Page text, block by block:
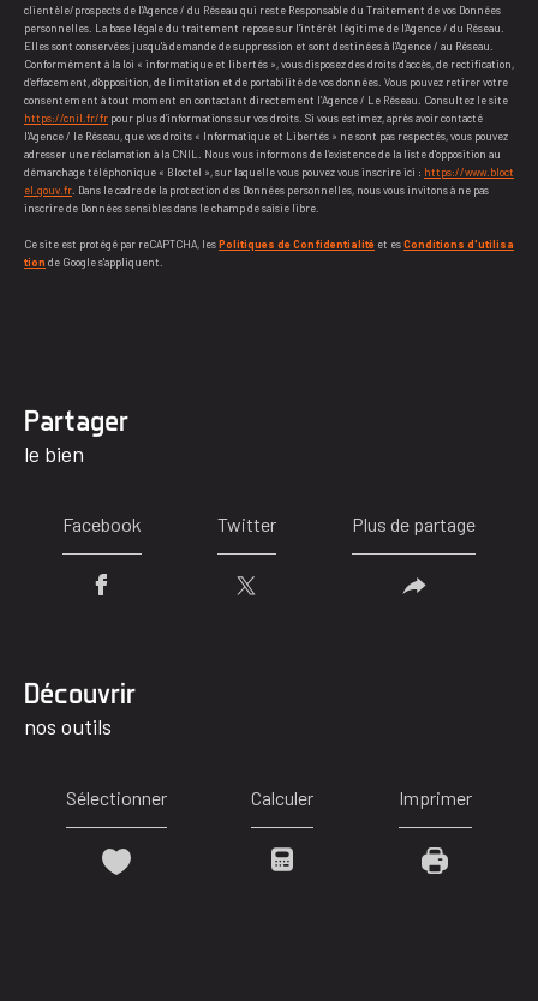
clientèle/prospects de l'Agence / du Réseau qui reste Responsable du Traitement de vos Données
personnelles. La base légale du traitement repose sur l'intérêt légitime de l'Agence / du Réseau.
Elles sont conservées jusqu'à demande de suppression et sont destinées à l'Agence / au Réseau.
Conformément à la loi « informatique et libertés », vous disposez des droits d’accès, de rectification,
d’effacement, d’opposition, de limitation et de portabilité de vos données. Vous pouvez retirer votre
consentement à tout moment en contactant directement l’Agence / Le Réseau. Consultez le site
https://cnil.fr/fr pour plus d’informations sur vos droits. Si vous estimez, après avoir contacté
l'Agence / le Réseau, que vos droits « Informatique et Libertés » ne sont pas respectés, vous pouvez
adresser une réclamation à la CNIL. Nous vous informons de l’existence de la liste d'opposition au
démarchage téléphonique « Bloctel », sur laquelle vous pouvez vous inscrire ici : https://www.bloct
el.gouv.fr . Dans le cadre de la protection des Données personnelles, nous vous invitons à ne pas
inscrire de Données sensibles dans le champ de saisie libre.
Ce site est protégé par reCAPTCHA, lesPolitiques de Confidentialité et esConditions d'utilisa
tion de Google s'appliquent.
partager
le bien
Facebook Twitter Plus de partage
découvrir
nos outils
Sélectionner Calculer Imprimer